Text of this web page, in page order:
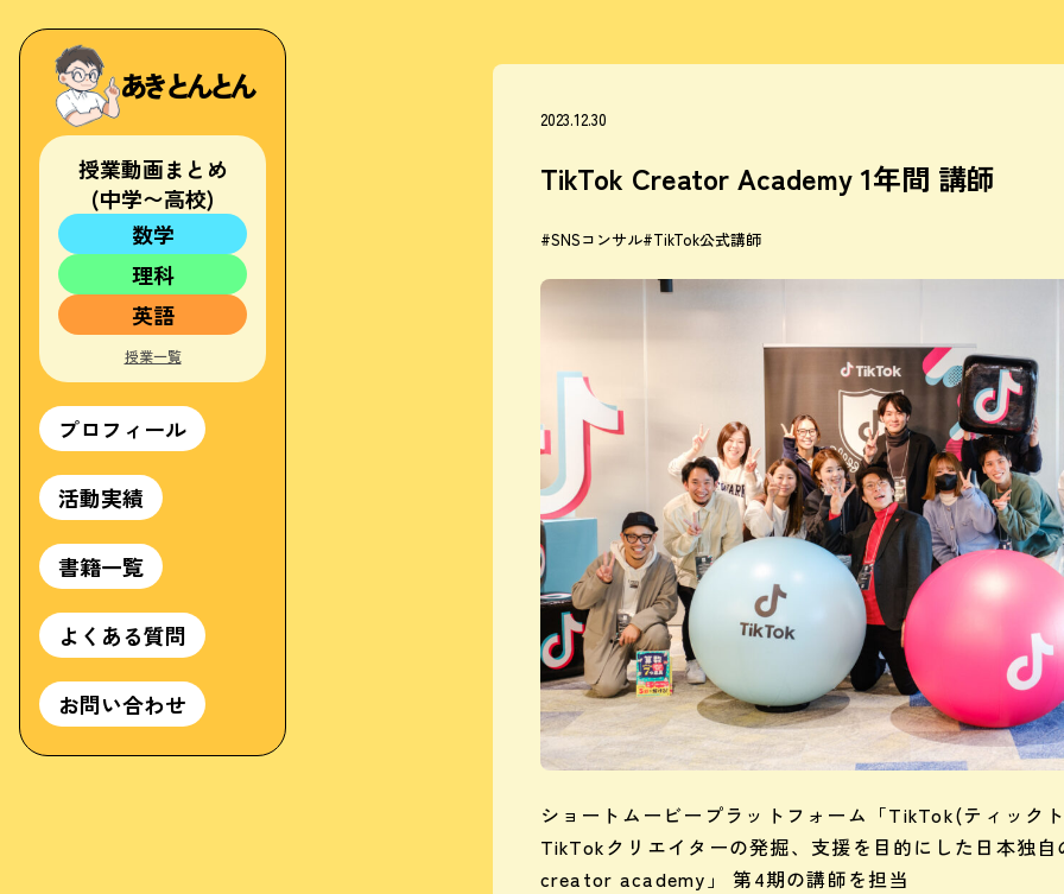
あきとんとん
授業動画まとめ
(中学〜高校)
数学
中1
中2
中3
高校
理科
中1
中2
中3
高校
英語
中1
中2
中3
高校
授業一覧
プロフィール
活動実績
書籍一覧
よくある質問
お問い合わせ
2023.12.30
TikTok Creator Academy 1年間 講師
#SNSコンサル#TikTok公式講師
ショートムービープラットフォーム「TikTok(ティック
TikTokクリエイターの発掘、支援を目的にした日本独
creator academy」 第4期の講師を担当